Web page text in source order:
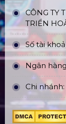
CÔNG TY
TRIỂN
Số tài
Ngân
Chi